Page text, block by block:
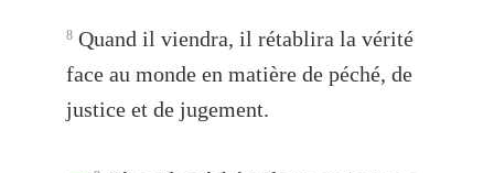
8 Quand il viendra, il rétablira la vérité
face au monde en matière de péché, de
justice et de jugement.